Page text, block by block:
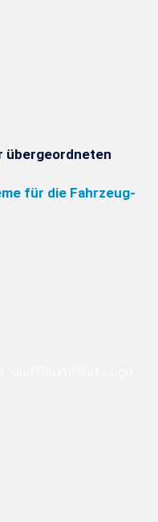
übergeordneten
für die Fahrzeug-